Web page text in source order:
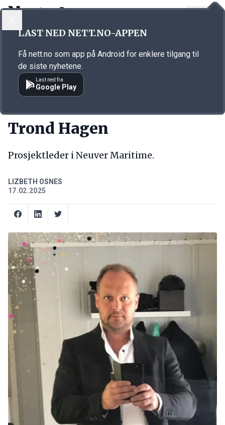
Annonsørinnhold
Trond Hagen
Prosjektleder i Neuver Maritime.
LIZBETH OSNES
17.02.2025
LAST NED NETT.NO-APPEN
Få nett.no som app på Android for enklere tilgang til
de siste nyhetene.
Last ned fra
Google Play